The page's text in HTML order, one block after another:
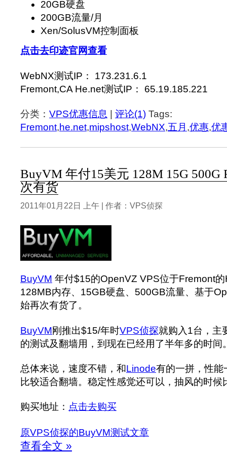
20GB硬盘
200GB流量/月
Xen/SolusVM控制面板
点击去印迹官网查看
WebNX测试IP： 173.231.6.1
Fremont,CA He.net测试IP： 65.19.185.221
分类： VPS优惠信息 评论(1) Tags:
Fremont,he.net,mipshost,WebNX,五月 ,优惠,优
BuyVM 年付15美元 128M 15G 500G
次有货
2011年01月22日 上午 | 作者：VPS侦探
BuyVM 年付$15的OpenVZ VPS位于Fremont
128MB内存、15GB硬盘、500GB流量、基于
始再次有货了。
BuyVM刚推出$15/年时VPS侦探就购入1台，主
的测试及翻墙用，到现在已经用了半年多的时间
总体来说，速度不错，和Linode有的一拼，性能
比较适合翻墙。稳定性感觉还可以，抽风的时候
购买地址： 点击去购买
原VPS侦探的BuyVM测试文章
查看全文 »